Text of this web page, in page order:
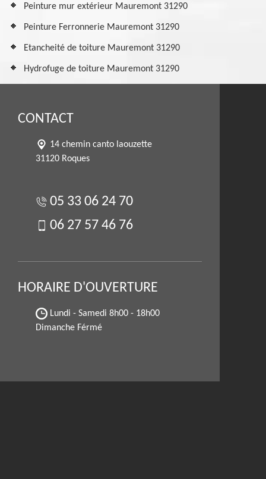
Peinture mur extérieur Mauremont 31290
Peinture Ferronnerie Mauremont 31290
Etancheité de toiture Mauremont 31290
Hydrofuge de toiture Mauremont 31290
CONTACT
14 chemin canto laouzette
31120 Roques
05 33 06 24 70
06 27 57 46 76
HORAIRE D'OUVERTURE
Lundi - Samedi 8h00 - 18h00
Dimanche Férmé